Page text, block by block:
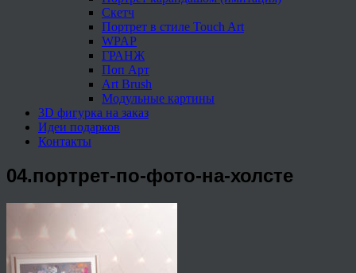
Скетч
Портрет в стиле Touch Art
WPAP
ГРАНЖ
Поп Арт
Art Brush
Модульные картины
3D фигурка на заказ
Идеи подарков
Контакты
04.портрет-по-фото-на-холсте